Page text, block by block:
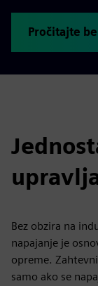
Pročitajte
Bez obzira na
napajanje je
opreme.
samo ako se